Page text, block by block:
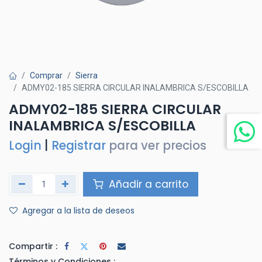
Comprar
Sierra
ADMY02-185 SIERRA CIRCULAR INALAMBRICA S/ESCOBILLA
ADMY02-185 SIERRA CIRCULAR
INALAMBRICA S/ESCOBILLA
Login Registrar para ver precios
Añadir a carrito
Agregar a la lista de deseos
Compartir :